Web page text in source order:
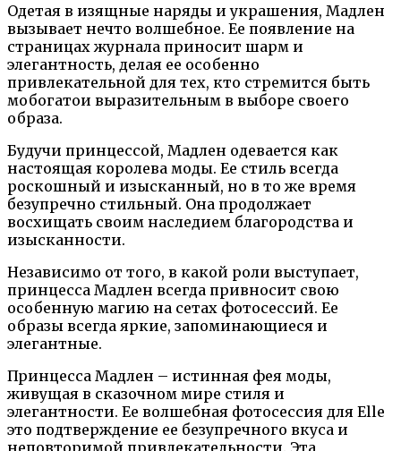
Одетая в изящные наряды и украшения, Мадлен
вызывает нечто волшебное. Ее появление на
страницах журнала приносит шарм и
элегантность, делая ее особенно
привлекательной для тех, кто стремится быть
мобогатои выразительным в выборе своего
образа.
Будучи принцессой, Мадлен одевается как
настоящая королева моды. Ее стиль всегда
роскошный и изысканный, но в то же время
безупречно стильный. Она продолжает
восхищать своим наследием благородства и
изысканности.
Независимо от того, в какой роли выступает,
принцесса Мадлен всегда привносит свою
особенную магию на сетах фотосессий. Ее
образы всегда яркие, запоминающиеся и
элегантные.
Принцесса Мадлен – истинная фея моды,
живущая в сказочном мире стиля и
элегантности. Ее волшебная фотосессия для Elle
это подтверждение ее безупречного вкуса и
неповторимой привлекательности. Эта